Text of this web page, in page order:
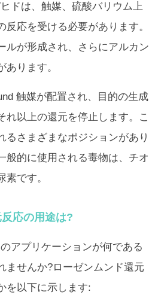
ドは、触媒、硫酸バリウム上
反応を受ける必要があります。
ルが形成され、さらにアルカン
あります。
触媒が配置され、目的の生成
れ以上の還元を停止します。こ
るさまざまなポジションがあり
般的に使用される毒物は、チオ
素です。
応の用途は?
アプリケーションが何である
ませんか?ローゼンムンド還元
を以下に示します: